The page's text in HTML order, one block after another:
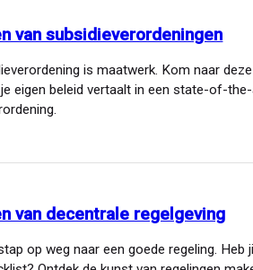
van subsidieverordeningen
is maatwerk. Kom naar
eigen beleid vertaalt in een state-of-
van decentrale regelgeving
op weg naar een goede regeling. Heb